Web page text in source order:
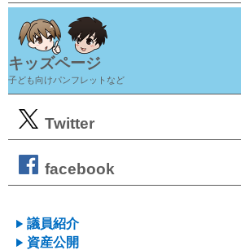
キッズページ
子ども向けパンフレットなど
Twitter
facebook
議員紹介
資産公開